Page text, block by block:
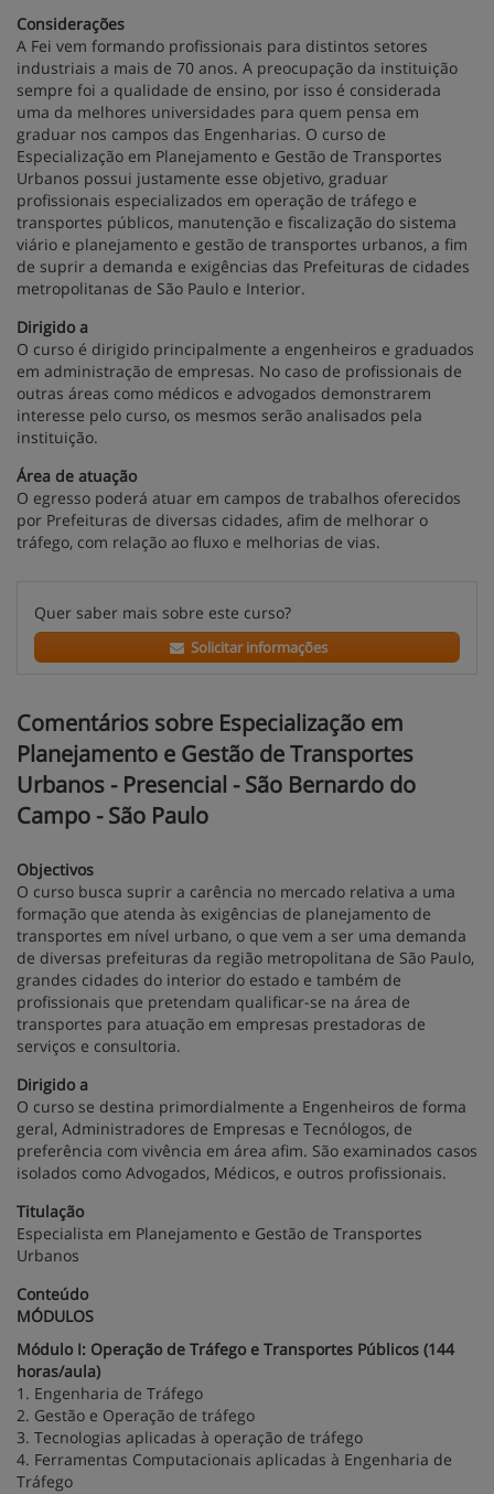
Considerações
A Fei vem formando profissionais para distintos setores
industriais a mais de 70 anos. A preocupação da instituição
sempre foi a qualidade de ensino, por isso é considerada
uma da melhores universidades para quem pensa em
graduar nos campos das Engenharias. O curso de
Especialização em Planejamento e Gestão de Transportes
Urbanos possui justamente esse objetivo, graduar
profissionais especializados em operação de tráfego e
transportes públicos, manutenção e fiscalização do sistema
viário e planejamento e gestão de transportes urbanos, a fim
de suprir a demanda e exigências das Prefeituras de cidades
metropolitanas de São Paulo e Interior.
Dirigido a
O curso é dirigido principalmente a engenheiros e graduados
em administração de empresas. No caso de profissionais de
outras áreas como médicos e advogados demonstrarem
interesse pelo curso, os mesmos serão analisados pela
instituição.
Área de atuação
O egresso poderá atuar em campos de trabalhos oferecidos
por Prefeituras de diversas cidades, afim de melhorar o
tráfego, com relação ao fluxo e melhorias de vias.
Quer saber mais sobre este curso?
Solicitar informações
Comentários sobre Especialização em
Planejamento e Gestão de Transportes
Urbanos - Presencial - São Bernardo do
Campo - São Paulo
Objectivos
O curso busca suprir a carência no mercado relativa a uma
formação que atenda às exigências de planejamento de
transportes em nível urbano, o que vem a ser uma demanda
de diversas prefeituras da região metropolitana de São Paulo,
grandes cidades do interior do estado e também de
profissionais que pretendam qualificar-se na área de
transportes para atuação em empresas prestadoras de
serviços e consultoria.
Dirigido a
O curso se destina primordialmente a Engenheiros de forma
geral, Administradores de Empresas e Tecnólogos, de
preferência com vivência em área afim. São examinados casos
isolados como Advogados, Médicos, e outros profissionais.
Titulação
Especialista em Planejamento e Gestão de Transportes
Urbanos
Conteúdo
MÓDULOS
Módulo I: Operação de Tráfego e Transportes Públicos (144
horas/aula)
1. Engenharia de Tráfego
2. Gestão e Operação de tráfego
3. Tecnologias aplicadas à operação de tráfego
4. Ferramentas Computacionais aplicadas à Engenharia de
Tráfego